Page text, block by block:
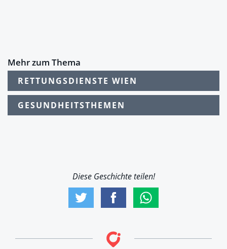
Mehr zum Thema
RETTUNGSDIENSTE WIEN
GESUNDHEITSTHEMEN
Diese Geschichte teilen!